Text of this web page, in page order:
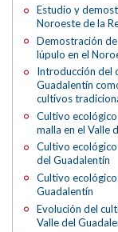
Estudio y
Noroeste de la
Demostración
lúpulo en el
Introducción del
Guadalentín
cultivos
Cultivo
malla en el Valle
Cultivo
del Guadalentín
Cultivo ecológico
Guadalentín
Evolución del
Valle del